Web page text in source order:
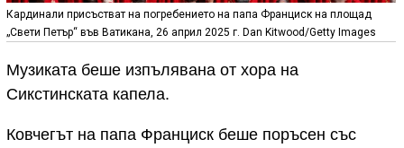
Кардинали присъстват на погребението на папа Франциск на площад
„Свети Петър“ във Ватикана, 26 април 2025 г. Dan Kitwood/Getty Images
Музиката беше изпълявана от хора на
Сикстинската капела.
Ковчегът на папа Франциск беше поръсен със